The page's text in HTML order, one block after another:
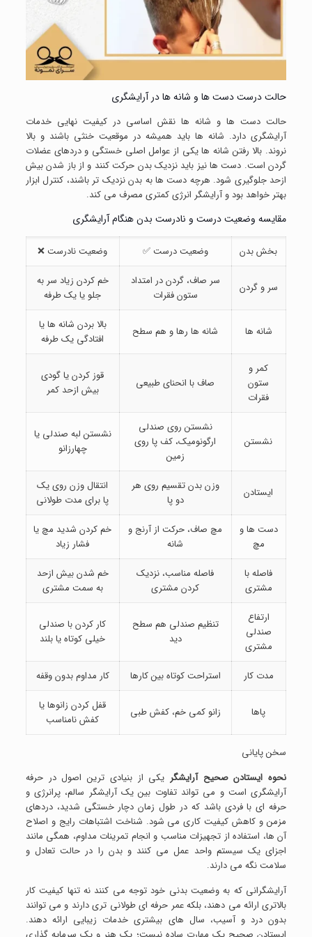
حالت درست دست ها و شانه ها در آرایشگری
حالت دست ها و شانه ها نقش اساسی در کیفیت نهایی خدمات
آرایشگری دارد. شانه ها باید همیشه در موقعیت خنثی باشند و بالا
نروند. بالا رفتن شانه ها یکی از عوامل اصلی خستگی و دردهای عضلات
گردن است. دست ها نیز باید نزدیک بدن حرکت کنند و از باز شدن بیش
ازحد جلوگیری شود. هرچه دست ها به بدن نزدیک تر باشند، کنترل ابزار
بهتر خواهد بود و آرایشگر انرژی کمتری مصرف می کند.
مقایسه وضعیت درست و نادرست بدن هنگام آرایشگری
بخش بدن وضعیت درست ✅ وضعیت نادرست ❌
سر و گردن
سر صاف، گردن در امتداد
ستون فقرات
خم کردن زیاد سر به
جلو یا یک طرفه
شانه ها شانه ها رها و هم سطح
بالا بردن شانه ها یا
افتادگی یک طرفه
کمر و
ستون
فقرات
صاف با انحنای طبیعی
قوز کردن یا گودی
بیش ازحد کمر
نشستن
نشستن روی صندلی
ارگونومیک، کف پا روی
زمین
نشستن لبه صندلی یا
چهارزانو
ایستادن
وزن بدن تقسیم روی هر
دو پا
انتقال وزن روی یک
پا برای مدت طولانی
دست ها و
مچ
مچ صاف، حرکت از آرنج و
شانه
خم کردن شدید مچ یا
فشار زیاد
فاصله با
مشتری
فاصله مناسب، نزدیک
کردن مشتری
خم شدن بیش ازحد
به سمت مشتری
ارتفاع
صندلی
مشتری
تنظیم صندلی هم سطح
دید
کار کردن با صندلی
خیلی کوتاه یا بلند
مدت کار استراحت کوتاه بین کارها کار مداوم بدون وقفه
پاها زانو کمی خم، کفش طبی
قفل کردن زانوها یا
کفش نامناسب
سخن پایانی
نحوه ایستادن صحیح آرایشگر یکی از بنیادی ترین اصول در حرفه
آرایشگری است و می تواند تفاوت بین یک آرایشگر سالم، پرانرژی و
حرفه ای با فردی باشد که در طول زمان دچار خستگی شدید، دردهای
مزمن و کاهش کیفیت کاری می شود. شناخت اشتباهات رایج و اصلاح
آن ها، استفاده از تجهیزات مناسب و انجام تمرینات مداوم، همگی مانند
اجزای یک سیستم واحد عمل می کنند و بدن را در حالت تعادل و
سلامت نگه می دارند.
آرایشگرانی که به وضعیت بدنی خود توجه می کنند نه تنها کیفیت کار
بالاتری ارائه می دهند، بلکه عمر حرفه ای طولانی تری دارند و می توانند
بدون درد و آسیب، سال های بیشتری خدمات زیبایی ارائه دهند.